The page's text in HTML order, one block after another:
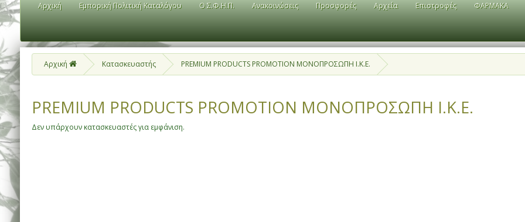
Αρχική Εμπορική Πολιτική Καταλόγου Ο Σ.Φ.Η.Π. Ανακοινώσεις Προσφορές Αρχεία Επιστροφές ΦΑΡΜΑΚΑ
Αρχική Κατασκευαστής PREMIUM PRODUCTS PROMOTION ΜΟΝΟΠΡΟΣΩΠΗ Ι.Κ.Ε.
PREMIUM PRODUCTS PROMOTION ΜΟΝΟΠΡΟΣΩΠΗ Ι.Κ.Ε.
Δεν υπάρχουν κατασκευαστές για εμφάνιση.